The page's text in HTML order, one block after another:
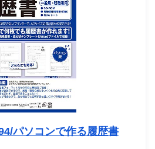
パソコンで作る履歴書